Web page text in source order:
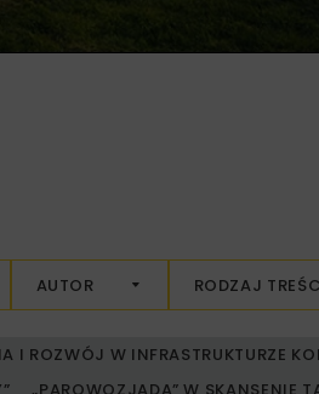
AUTOR RODZAJ
I ROZWÓJ W INFRASTRUKTURZE